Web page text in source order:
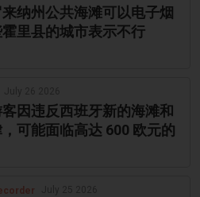
纳州公共海滩可以电子烟
霍里县的城市表示不行
因违反西班牙新的海滩和
可能面临高达 600 欧元的